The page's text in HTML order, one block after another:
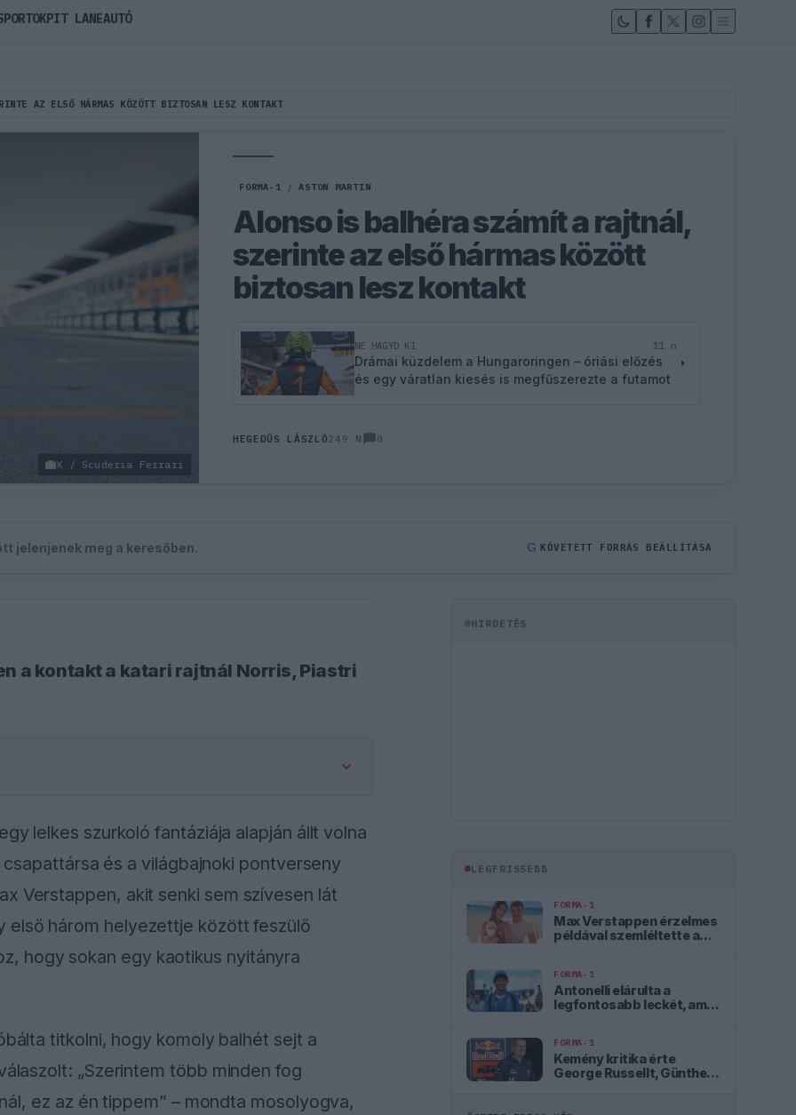
AZ ELSŐ HÁRMAS KÖZÖTT BIZTOSAN LESZ KONTAKT
X / Scuderia Ferrari
FORMA-1 / ASTON MARTIN
Alonso is balhéra számít a rajtnál,
szerinte az első hármas között
biztosan lesz kontakt
NE HAGYD KI 11 n
Drámai küzdelem a Hungaroringen – óriási előzés
és egy váratlan kiesés is megfűszerezte a futamot
HEGEDŰS LÁSZLÓ249 N 0
jelenjenek meg a keresőben. G KÖVETETT FORRÁS BEÁLLÍTÁSA
a kontakt a katari rajtnál Norris, Piastri
lelkes szurkoló fantáziája alapján állt volna
és a világbajnoki pontverseny
Verstappen, akit senki sem szívesen lát
első három helyezettje között feszülő
hogy sokan egy kaotikus nyitányra
titkolni, hogy komoly balhét sejt a
„Szerintem több minden fog
ez az én tippem” – mondta mosolyogva,
HIRDETÉS
LEGFRISSEBB
FORMA-1
Max Verstappen érzelmes
példával szemléltette a
FORMA-1
Antonelli elárulta a
legfontosabb leckét, amit
FORMA-1
Kemény kritika érte
George Russellt, Günther
PIT LANEAUTÓ